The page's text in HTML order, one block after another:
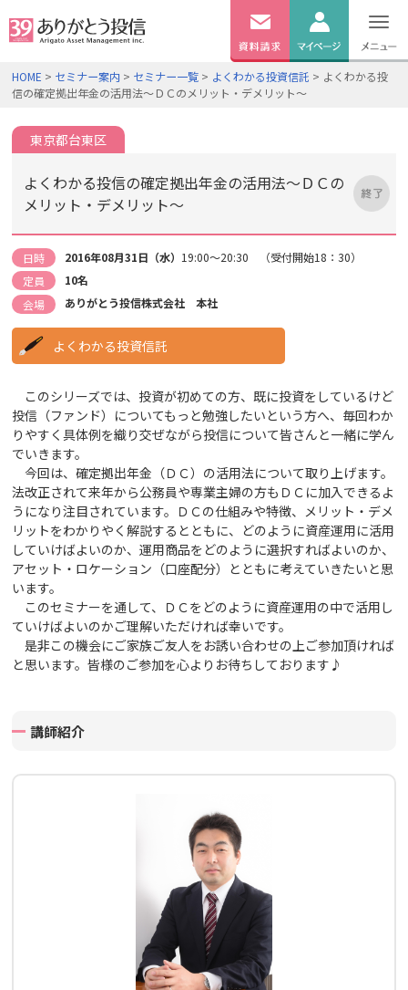
無料資料
請求
ログイン
HOME > セミナー案内 > セミナー一覧 > よくわかる投資信託 > よくわかる投
信の確定拠出年金の活用法～ＤＣのメリット・デメリット～
東京都台東区
よくわかる投信の確定拠出年金の活用法～ＤＣの
メリット・デメリット～
日時 2016年08月31日（水） 19:00～20:30 （受付開始18：30）
定員
10名
会場
ありがとう投信株式会社 本社
よくわかる投資信託
このシリーズでは、投資が初めての方、既に投資をしているけど
投信（ファンド）についてもっと勉強したいという方へ、毎回わか
りやすく具体例を織り交ぜながら投信について皆さんと一緒に学ん
でいきます。
今回は、確定拠出年金（ＤＣ）の活用法について取り上げます。
法改正されて来年から公務員や専業主婦の方もＤＣに加入できるよ
うになり注目されています。ＤＣの仕組みや特徴、メリット・デメ
リットをわかりやく解説するとともに、どのように資産運用に活用
していけばよいのか、運用商品をどのように選択すればよいのか、
アセット・ロケーション（口座配分）とともに考えていきたいと思
います。
このセミナーを通して、ＤＣをどのように資産運用の中で活用し
ていけばよいのかご理解いただければ幸いです。
是非この機会にご家族ご友人をお誘い合わせの上ご参加頂ければ
と思います。皆様のご参加を心よりお待ちしております♪
講師紹介